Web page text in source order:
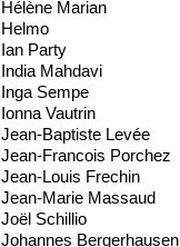
Hélène Marian
Helmo
Ian Party
India Mahdavi
Inga Sempe
Ionna Vautrin
Jean-Baptiste Levée
Jean-Francois Porchez
Jean-Louis Frechin
Jean-Marie Massaud
Joël Schillio
Johannes Bergerhausen